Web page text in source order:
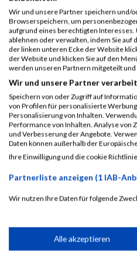
Event auf Facebook teilen
PASSENDE
8. Juni 2025
IRONMAN 70.3 Western
Laufsport
Wir und unsere Partner speichern und/
Browserspeichern, um
aufgrund eines berechtigten Interesses.
ablehnen oder verwalten, indem Sie auf
der linken unteren Ecke der Website
der Website und klicken Sie auf den
werden unseren Partnern mitgeteilt
Wir und unsere Partner
Speichern von oder Zugriff auf
von Profilen für personalisierte
Personalisierung von Inhalten.
Performance von Inhalten. Analyse von
und Verbesserung der Angebote.
Daten können außerhalb der
Ihre Einwilligung und die cookie
Partnerliste anzeigen (1 IAB-
Wir nutzen Ihre Daten für folgende
Speichern von oder Zugriff
Alle akzeptieren